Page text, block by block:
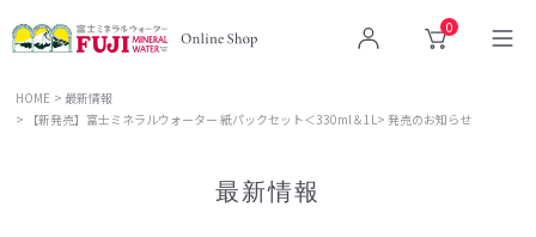
ログイン
0
カート
HOME
最新情報
【新発売】富士ミネラルウォーター 紙パックセット＜330ml＆1L> 発売のお知らせ
最新情報